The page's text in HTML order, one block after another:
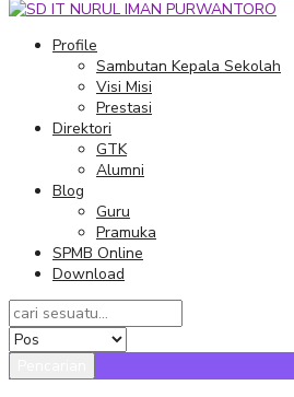
Profile
Sambutan Kepala Sekolah
Visi Misi
Prestasi
Direktori
GTK
Alumni
Blog
Guru
Pramuka
SPMB Online
Download